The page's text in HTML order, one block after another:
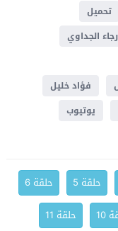
تحميل
رجاء الجداوي
فؤاد خليل
يوتيوب
حلقة 5
حلقة 6
10
حلقة 11